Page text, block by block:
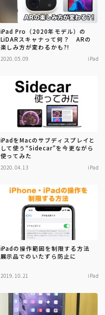
iPad Pro（2020年モデル）の
LiDARスキャナって何？ ARの
楽しみ方が変わるかも?!
2020.05.09 iPad
iPadをMacのサブディスプレイと
して使う“Sidecar”を今更ながら
使ってみた
2020.04.13 iPad
iPadの操作範囲を制限する方法
展示品でのいたずら防止に
2019.10.21 iPad